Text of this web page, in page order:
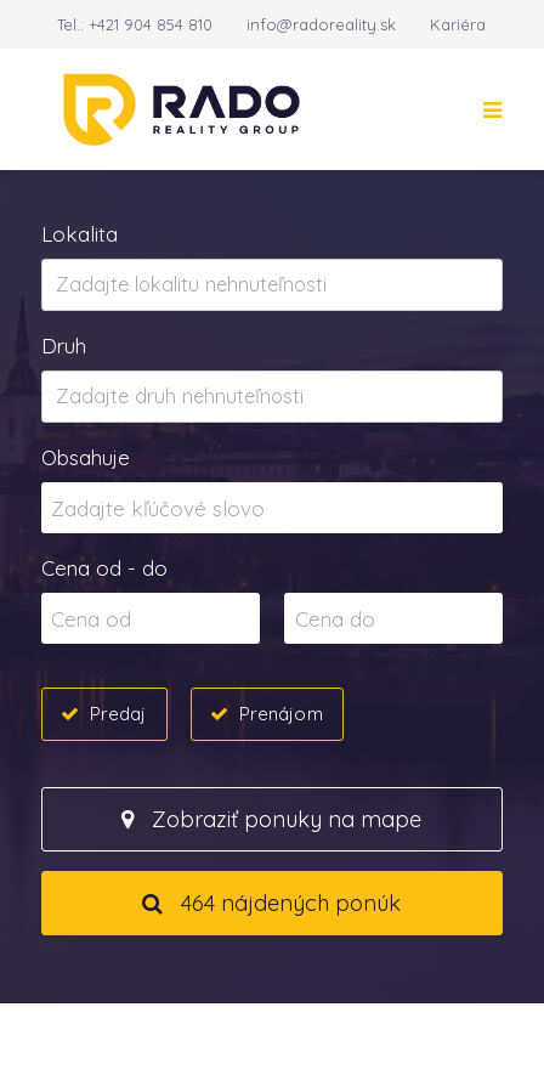
Tel.:+421 904 854 810 info@radoreality.sk Kariéra
Lokalita
Druh
Obsahuje
Cena od - do
Predaj Prenájom
Zobraziť ponuky na mape
464 nájdených ponúk